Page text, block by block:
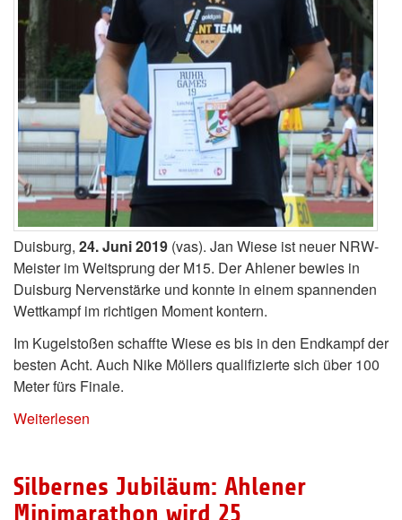
Duisburg, 24. Juni 2019 (vas). Jan Wiese ist neuer NRW-
Meister im Weitsprung der M15. Der Ahlener bewies in
Duisburg Nervenstärke und konnte in einem spannenden
Wettkampf im richtigen Moment kontern.
Im Kugelstoßen schaffte Wiese es bis in den Endkampf der
besten Acht. Auch Nike Möllers qualifizierte sich über 100
Meter fürs Finale.
Weiterlesen
Silbernes Jubiläum: Ahlener
Minimarathon wird 25